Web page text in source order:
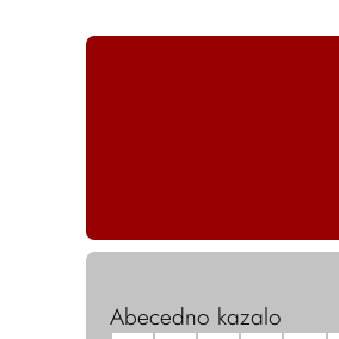
Abecedno kazalo